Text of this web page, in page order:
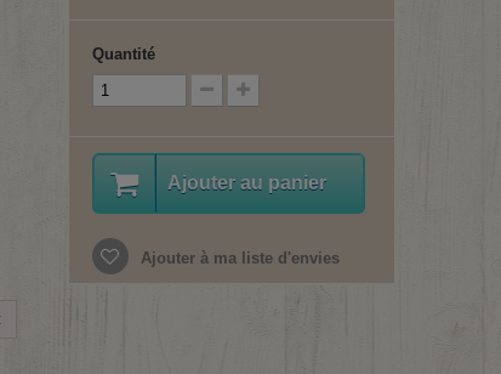
Quantité
Ajouter au panier
Ajouter à ma liste d'envies